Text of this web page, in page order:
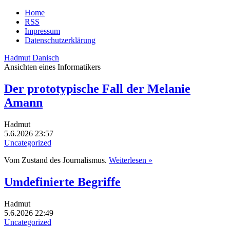
Home
RSS
Impressum
Datenschutzerklärung
Hadmut Danisch
Ansichten eines Informatikers
Der prototypische Fall der Melanie
Amann
Hadmut
5.6.2026 23:57
Uncategorized
Vom Zustand des Journalismus. Weiterlesen »
Umdefinierte Begriffe
Hadmut
5.6.2026 22:49
Uncategorized